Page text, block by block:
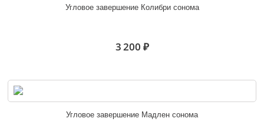
Угловое завершение Колибри сонома
3 200 ₽
Угловое завершение Мадлен сонома